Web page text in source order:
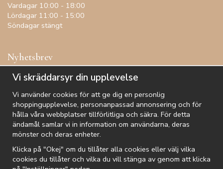
Vardagar 10:00 - 18:00
Lördagar 11:00 - 15:00
Söndagar stängt
Nyhetsbrev
Få inspiration, förtur till kampanjer, specialerbjudanden och
De uppgifter du matar in kommer endast användas till våra nyhetsbrev.
Vi skräddarsyr din upplevelse
Vi använder cookies för att ge dig en personlig
shoppingupplevelse, personanpassad annonsering och för
hålla våra webbplatser tillförlitliga och säkra. För detta
ändamål samlar vi in information om användarna, deras
mönster och deras enheter.
Klicka på "Okej" om du tillåter alla cookies eller välj vilka
cookies du tillåter och vilka du vill stänga av genom att klicka